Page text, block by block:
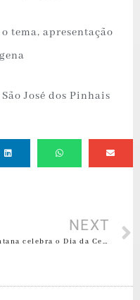
tema, apresentação
José dos Pinhais
NEXT
Quintana celebra o Dia da Cerveja Impura! Neste fim de semana, venha participar!